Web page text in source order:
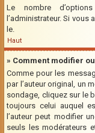
Le nombre
l’administrateur. Si
le.
Haut
» Comment modifier
Comme pour les
par l’auteur original, un
sondage, cliquez sur le
toujours celui auquel
l’auteur peut modifier
seuls les modérateurs